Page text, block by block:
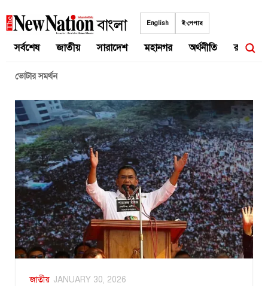
to
English ই-পেপার
সর্বশেষ জাতীয় সারাদেশ মহানগর অর্থনীতি রাজনীতি
ভোটার সমর্থন
জাতীয় JANUARY 30, 2026